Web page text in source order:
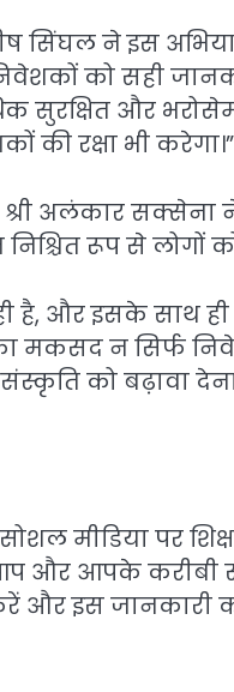
सिंघल ने इस
को सही
सुरक्षित और
की रक्षा भी करेगा।”
अलंकार सक्सेना
रूप से लोगों
है, और इसके साथ
मकसद न सिर्फ
को बढ़ावा
मीडिया पर
और आपके करीबी
और इस जानकारी